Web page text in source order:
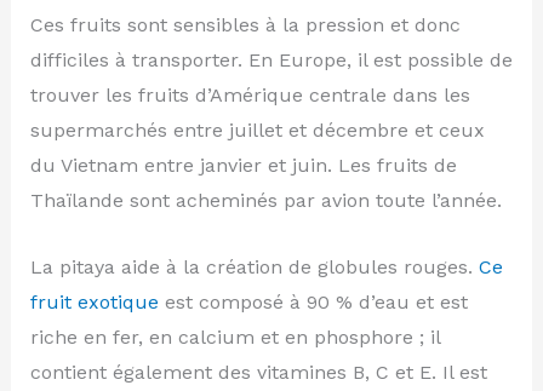
Ces fruits sont sensibles à la pression et donc
difficiles à transporter. En Europe, il est possible de
trouver les fruits d’Amérique centrale dans les
supermarchés entre juillet et décembre et ceux
du Vietnam entre janvier et juin. Les fruits de
Thaïlande sont acheminés par avion toute l’année.
La pitaya aide à la création de globules rouges. Ce
fruit exotique est composé à 90 % d’eau et est
riche en fer, en calcium et en phosphore ; il
contient également des vitamines B, C et E. Il est